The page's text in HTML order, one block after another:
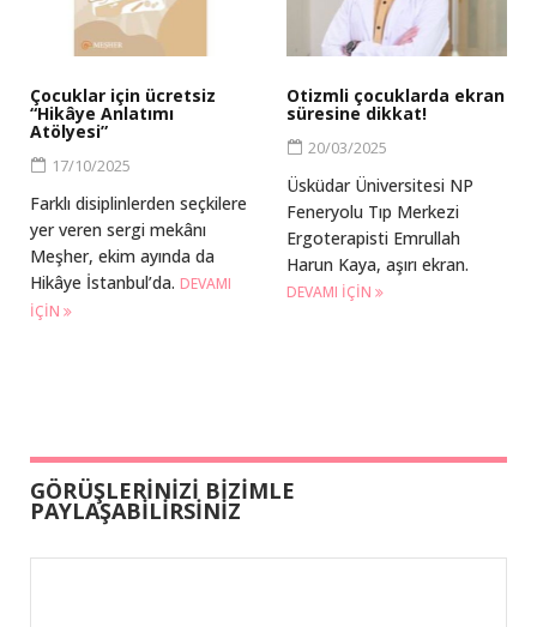
Çocuklar için ücretsiz
“Hikâye Anlatımı
Atölyesi”
17/10/2025
Farklı disiplinlerden seçkilere
yer veren sergi mekânı
Meşher, ekim ayında da
Hikâye İstanbul’da. DEVAMI
IÇIN
Otizmli çocuklarda ekran
süresine dikkat!
20/03/2025
Üsküdar Üniversitesi NP
Feneryolu Tıp Merkezi
Ergoterapisti Emrullah
Harun Kaya, aşırı ekran.
DEVAMI IÇIN
GÖRÜŞLERİNİZİ BİZİMLE
PAYLAŞABİLİRSİNİZ